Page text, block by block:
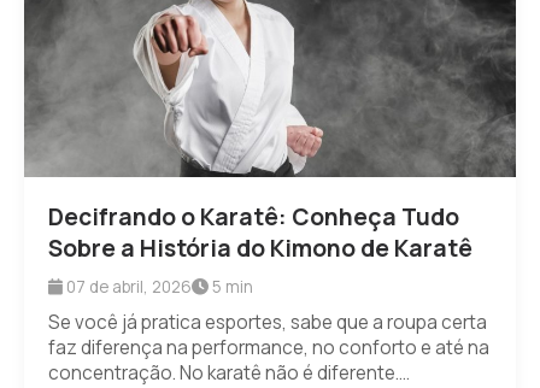
Decifrando o Karatê: Conheça Tudo
Sobre a História do Kimono de Karatê
07 de abril, 2026 5 min
Se você já pratica esportes, sabe que a roupa certa
faz diferença na performance, no conforto e até na
concentração. No karatê não é diferente....